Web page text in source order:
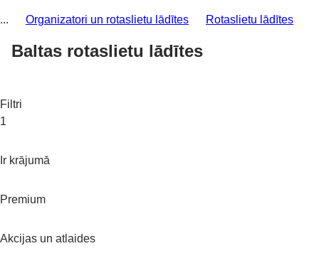
... Organizatori un rotaslietu lādītes Rotaslietu lādītes
Baltas rotaslietu lādītes
Filtri
1
Ir krājumā
Premium
Akcijas un atlaides